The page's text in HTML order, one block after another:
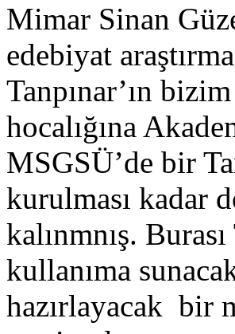
Mimar Sinan
edebiyat
Tanpınar’ın
hocalığına
MSGSÜ’de bir
kurulması kadar
kalınmnış.
kullanıma
hazırlayacak bir